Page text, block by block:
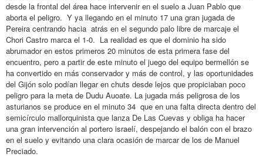
desde la frontal del área hace intervenir en el suelo a Juan Pablo que
aborta el peligro. Y ya llegando en el minuto 17 una gran jugada de
Pereira centrando hacia atrás en el segundo palo libre de marcaje el
Chori Castro marca el 1-0. La realidad es que el dominio ha sido
abrumador en estos primeros 20 minutos de esta primera fase del
encuentro, pero a partir de este minuto el juego del equipo bermellón se
ha convertido en más conservador y más de control, y las oportunidades
del Gijón solo podían llegar en chuts desde lejos que propiciaban poco
peligro para la meta de Dudu Auoate. La jugada más peligrosa de los
asturianos se produce en el minuto 34 que en una falta directa dentro del
semicírculo mallorquinista que lanza De Las Cuevas y obliga ha hacer
una gran intervención al portero israelí, despejando el balón con el brazo
en el suelo y evitando una clara ocasión de marcar de los de Manuel
Preciado.